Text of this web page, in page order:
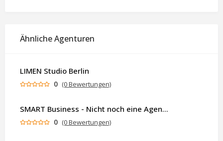
Ähnliche Agenturen
LIMEN Studio Berlin
0 (0 Bewertungen)
SMART Business - Nicht noch eine Agentur. Sondern ein Partner, der dein Business als Ganzes denkt.
0 (0 Bewertungen)